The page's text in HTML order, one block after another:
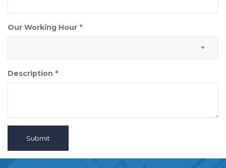
Our Working Hour *
Description *
Submit